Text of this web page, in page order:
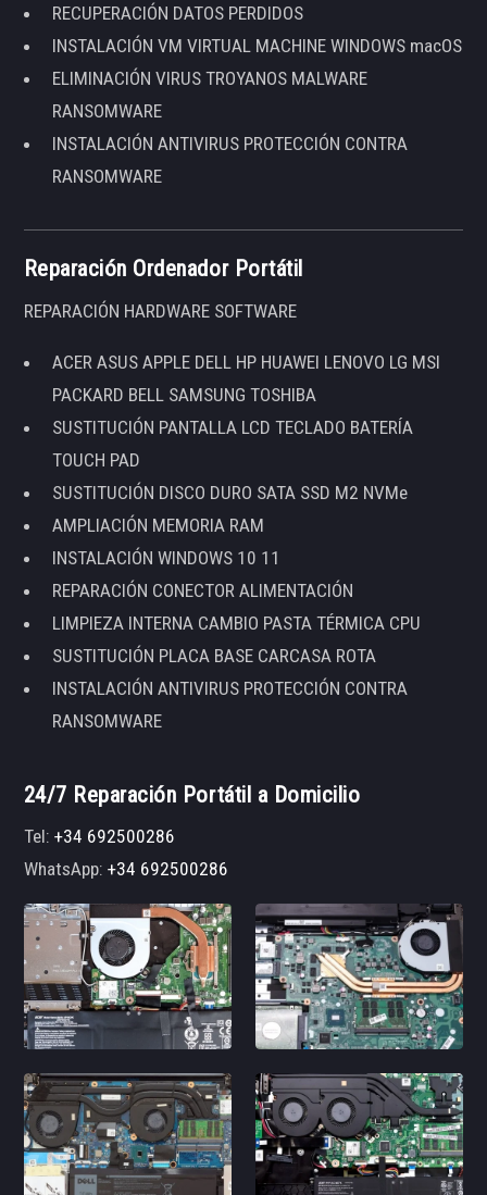
RECUPERACIÓN DATOS PERDIDOS
INSTALACIÓN VM VIRTUAL MACHINE WINDOWS macOS
ELIMINACIÓN VIRUS TROYANOS MALWARE
RANSOMWARE
INSTALACIÓN ANTIVIRUS PROTECCIÓN CONTRA
RANSOMWARE
Reparación Ordenador Portátil
REPARACIÓN HARDWARE SOFTWARE
ACER ASUS APPLE DELL HP HUAWEI LENOVO LG MSI
PACKARD BELL SAMSUNG TOSHIBA
SUSTITUCIÓN PANTALLA LCD TECLADO BATERÍA
TOUCH PAD
SUSTITUCIÓN DISCO DURO SATA SSD M2 NVMe
AMPLIACIÓN MEMORIA RAM
INSTALACIÓN WINDOWS 10 11
REPARACIÓN CONECTOR ALIMENTACIÓN
LIMPIEZA INTERNA CAMBIO PASTA TÉRMICA CPU
SUSTITUCIÓN PLACA BASE CARCASA ROTA
INSTALACIÓN ANTIVIRUS PROTECCIÓN CONTRA
RANSOMWARE
24/7 Reparación Portátil a Domicilio
Tel:+34 692500286
WhatsApp:+34 692500286